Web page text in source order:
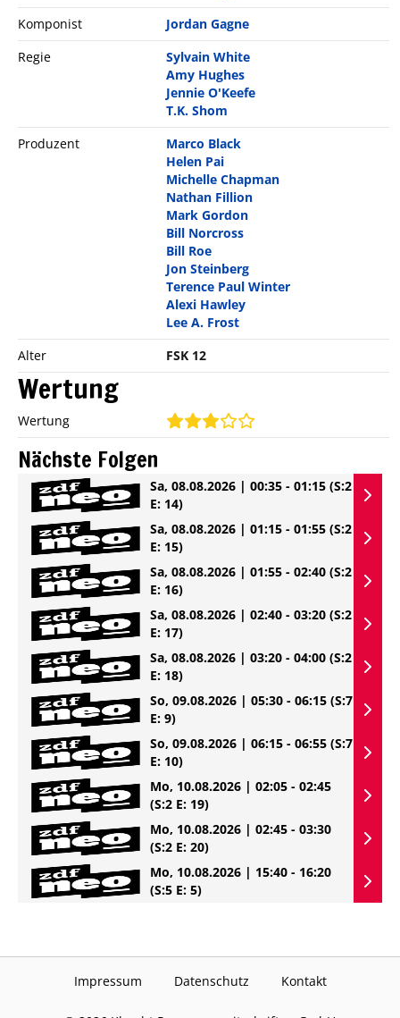
Komponist
Jordan Gagne
Regie
Sylvain White
Amy Hughes
Jennie O'Keefe
T.K. Shom
Produzent
Marco Black
Helen Pai
Michelle Chapman
Nathan Fillion
Mark Gordon
Bill Norcross
Bill Roe
Jon Steinberg
Terence Paul Winter
Alexi Hawley
Lee A. Frost
Alter
FSK 12
Wertung
Wertung
Nächste Folgen
Sa, 08.08.2026 | 00:35 - 01:15 (S:2
E: 14)
Sa, 08.08.2026 | 01:15 - 01:55 (S:2
E: 15)
Sa, 08.08.2026 | 01:55 - 02:40 (S:2
E: 16)
Sa, 08.08.2026 | 02:40 - 03:20 (S:2
E: 17)
Sa, 08.08.2026 | 03:20 - 04:00 (S:2
E: 18)
So, 09.08.2026 | 05:30 - 06:15 (S:7
E: 9)
So, 09.08.2026 | 06:15 - 06:55 (S:7
E: 10)
Mo, 10.08.2026 | 02:05 - 02:45
(S:2 E: 19)
Mo, 10.08.2026 | 02:45 - 03:30
(S:2 E: 20)
Mo, 10.08.2026 | 15:40 - 16:20
(S:5 E: 5)
Impressum Datenschutz Kontakt